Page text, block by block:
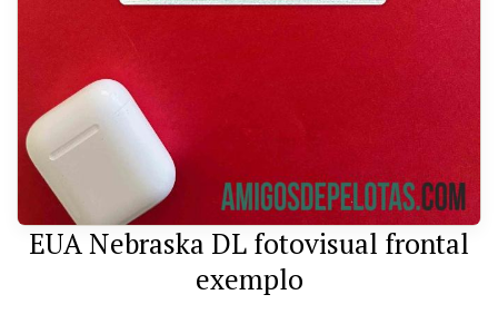
EUA Nebraska DL fotovisual frontal
exemplo